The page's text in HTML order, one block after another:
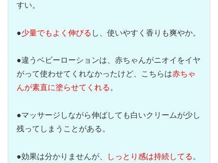
すい。
●少量でもよく伸びる し、使いやすく香りも爽やか。
●違うベビーローションは、赤ちゃんがニオイをイヤ
がって使わせてくれなかったけど、こちらは赤ちゃ
んが素直に塗らせてくれる。
●マッサージしながら伸ばしても白いクリームが少し
残ってしまうことがある。
●効果は分かりませんが、 しっとり感は持続してる 。